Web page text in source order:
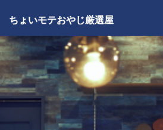
ちょいモテおやじ厳選屋